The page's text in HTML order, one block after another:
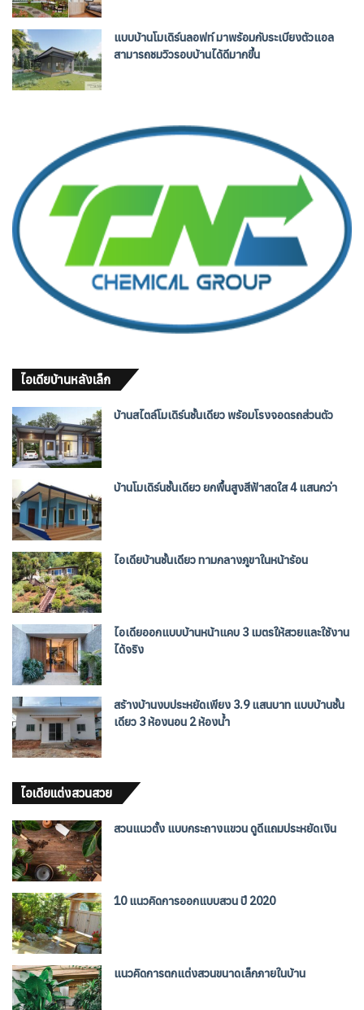
แบบบ้านโมเดิร์นลอฟท์ มาพร้อมกับระเบียงตัวแอล
สามารถชมวิวรอบบ้านได้ดีมากขึ้น
ไอเดียบ้านหลังเล็ก
บ้านสไตล์โมเดิร์นชั้นเดียว พร้อมโรงจอดรถส่วนตัว
บ้านโมเดิร์นชั้นเดียว ยกพื้นสูงสีฟ้าสดใส 4 แสนกว่า
ไอเดียบ้านชั้นเดียว ทามกลางภูขาในหน้าร้อน
ไอเดียออกแบบบ้านหน้าแคบ 3 เมตรให้สวยและใช้งาน
ได้จริง
สร้างบ้านงบประหยัดเพียง 3.9 แสนบาท แบบบ้านชั้น
เดียว 3 ห้องนอน 2 ห้องน้ำ
ไอเดียแต่งสวนสวย
สวนแนวตั้ง แบบกระถางแขวน ดูดีแถมประหยัดเงิน
10 แนวคิดการออกแบบสวน ปี 2020
แนวคิดการตกแต่งสวนขนาดเล็กภายในบ้าน